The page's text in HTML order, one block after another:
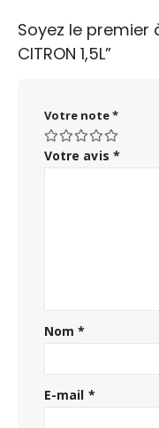
Soyez le premier
CITRON 1,5L”
Votre note*
Votre avis *
Nom*
E-mail *